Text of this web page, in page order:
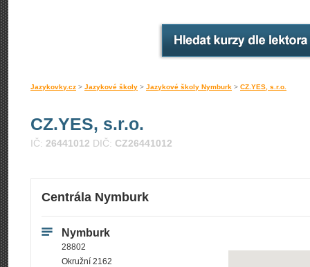
Jazykovky.cz > Jazykové školy > Jazykové školy Nymburk > CZ.YES, s.r.o.
CZ.YES, s.r.o.
IČ: 26441012 DIČ: CZ26441012
Centrála Nymburk
Nymburk
28802
Okružní 2162